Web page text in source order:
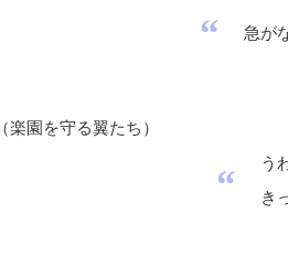
“ 急が
（楽園を守る翼たち ）
“
う
き